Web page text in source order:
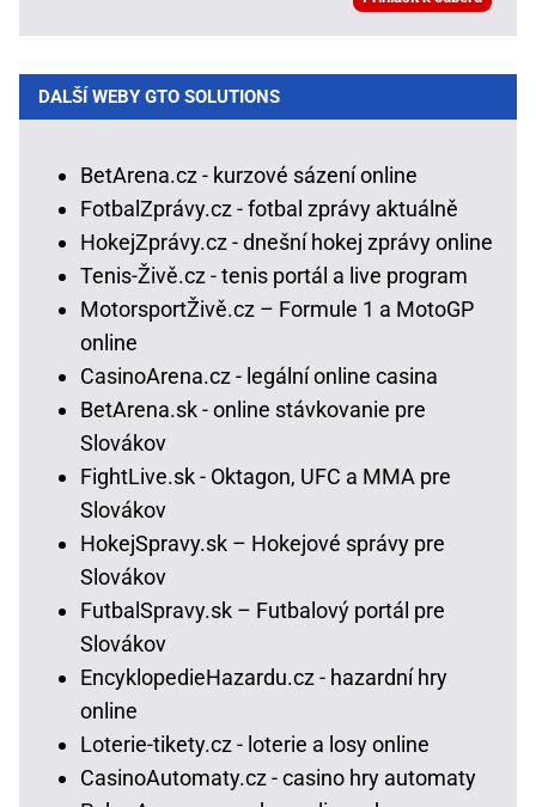
DALŠÍ WEBY GTO SOLUTIONS
BetArena.cz - kurzové sázení online
FotbalZprávy.cz - fotbal zprávy aktuálně
HokejZprávy.cz - dnešní hokej zprávy online
Tenis-Živě.cz - tenis portál a live program
MotorsportŽivě.cz – Formule 1 a MotoGP
online
CasinoArena.cz - legální online casina
BetArena.sk - online stávkovanie pre
Slovákov
FightLive.sk - Oktagon, UFC a MMA pre
Slovákov
HokejSpravy.sk – Hokejové správy pre
Slovákov
FutbalSpravy.sk – Futbalový portál pre
Slovákov
EncyklopedieHazardu.cz - hazardní hry
online
Loterie-tikety.cz - loterie a losy online
CasinoAutomaty.cz - casino hry automaty